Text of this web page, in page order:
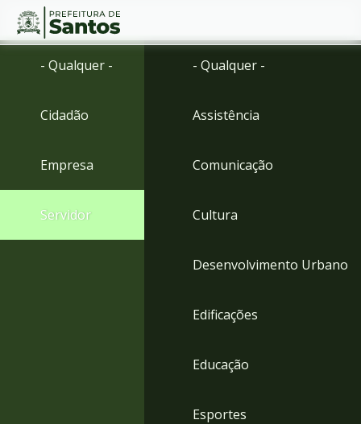
Ir
menu
para
Conteúdo
- Qualquer -
Cidadão
Empresa
Servidor
- Qualquer -
Assistência
Comunicação
Cultura
Desenvolvimento Urbano
Edificações
Educação
Esportes